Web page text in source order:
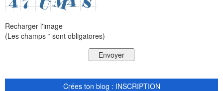
Recharger l'image
(Les champs * sont obligatores)
Crées ton blog : INSCRIPTION